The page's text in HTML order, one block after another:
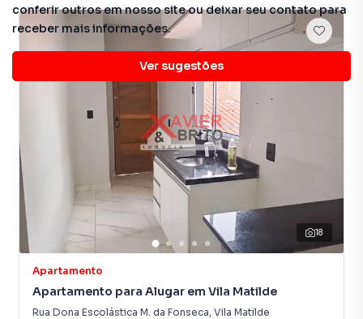
conferir outros em nosso site ou deixar seu contato para
receber mais informações.
Ver sugestões
18
Apartamento
Apartamento para Alugar em Vila Matilde
Rua Dona Escolástica M. da Fonseca, Vila Matilde